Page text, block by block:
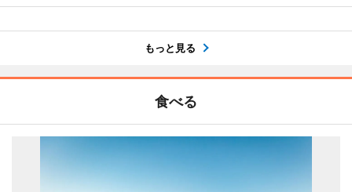
もっと見る
食べる